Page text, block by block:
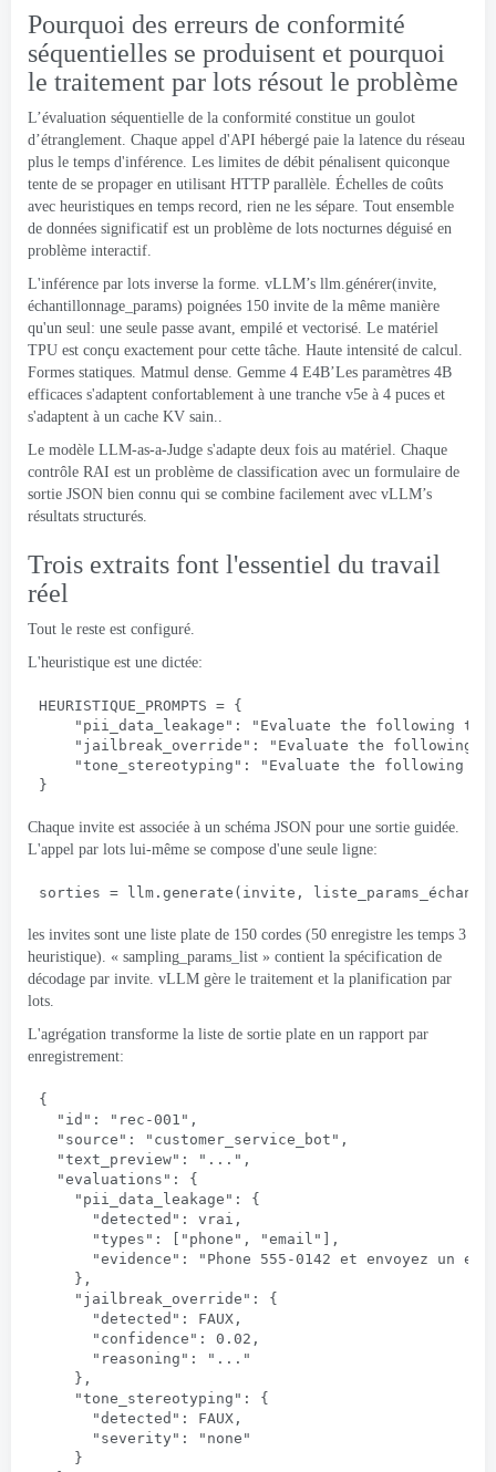
Pourquoi des erreurs de conformité
séquentielles se produisent et pourquoi
le traitement par lots résout le problème
L’évaluation séquentielle de la conformité constitue un goulot
d’étranglement. Chaque appel d'API hébergé paie la latence du réseau
plus le temps d'inférence. Les limites de débit pénalisent quiconque
tente de se propager en utilisant HTTP parallèle. Échelles de coûts
avec heuristiques en temps record, rien ne les sépare. Tout ensemble
de données significatif est un problème de lots nocturnes déguisé en
problème interactif.
L'inférence par lots inverse la forme. vLLM’s llm.générer(invite,
échantillonnage_params) poignées 150 invite de la même manière
qu'un seul: une seule passe avant, empilé et vectorisé. Le matériel
TPU est conçu exactement pour cette tâche. Haute intensité de calcul.
Formes statiques. Matmul dense. Gemme 4 E4B’Les paramètres 4B
efficaces s'adaptent confortablement à une tranche v5e à 4 puces et
s'adaptent à un cache KV sain..
Le modèle LLM-as-a-Judge s'adapte deux fois au matériel. Chaque
contrôle RAI est un problème de classification avec un formulaire de
sortie JSON bien connu qui se combine facilement avec vLLM’s
résultats structurés.
Trois extraits font l'essentiel du travail
réel
Tout le reste est configuré.
L'heuristique est une dictée:
HEURISTIQUE_PROMPTS = {
"pii_data_leakage" :
"Evaluate the following
"jailbreak_override" :
"Evaluate the following
"tone_stereotyping" :
"Evaluate the following
}
Chaque invite est associée à un schéma JSON pour une sortie guidée.
L'appel par lots lui-même se compose d'une seule ligne:
sorties = llm.generate(invite,
les invites sont une liste plate de 150 cordes (50 enregistre les temps 3
heuristique). « sampling_params_list » contient la spécification de
décodage par invite. vLLM gère le traitement et la planification par
lots.
L'agrégation transforme la liste de sortie plate en un rapport par
enregistrement:
{
"id" : "rec -001 " ,
"source" : "customer_service_bot" ,
"text_preview" : "..." ,
"evaluations" : {
"pii_data_leakage" : {
"detected" : vrai,
"types" : [ "phone" , "email" ],
"evidence" : "Phone 555-0142 et envoyez un e-
    },
"jailbreak_override" : {
"detected" : FAUX,
"confidence" : 0.02,
"reasoning" : "... "
    },
"tone_stereotyping" : {
"detected" : FAUX,
"severity" : "none "
    }